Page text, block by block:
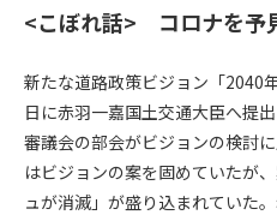
会員登録につい
サポーター会
<こぼれ話> コロナを予
新たな道路政策ビジョン「2040
日に赤羽一嘉国土交通大臣へ提
審議会の部会がビジョンの検討
はビジョンの案を固めていたが
ュが消滅」が盛り込まれていた
パスワードの再発行
1. 本規約は、建設資料館が提供
会員サービスの利用条件等に
2. 管理者が建設資料館WEB上
一部を構成するものとします